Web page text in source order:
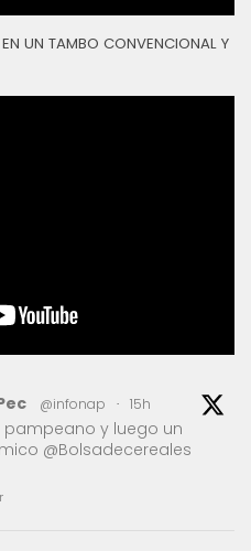
UN TAMBO CONVENCIONAL Y
@infonap · 15h
pampeano y luego un
@Bolsadecereales